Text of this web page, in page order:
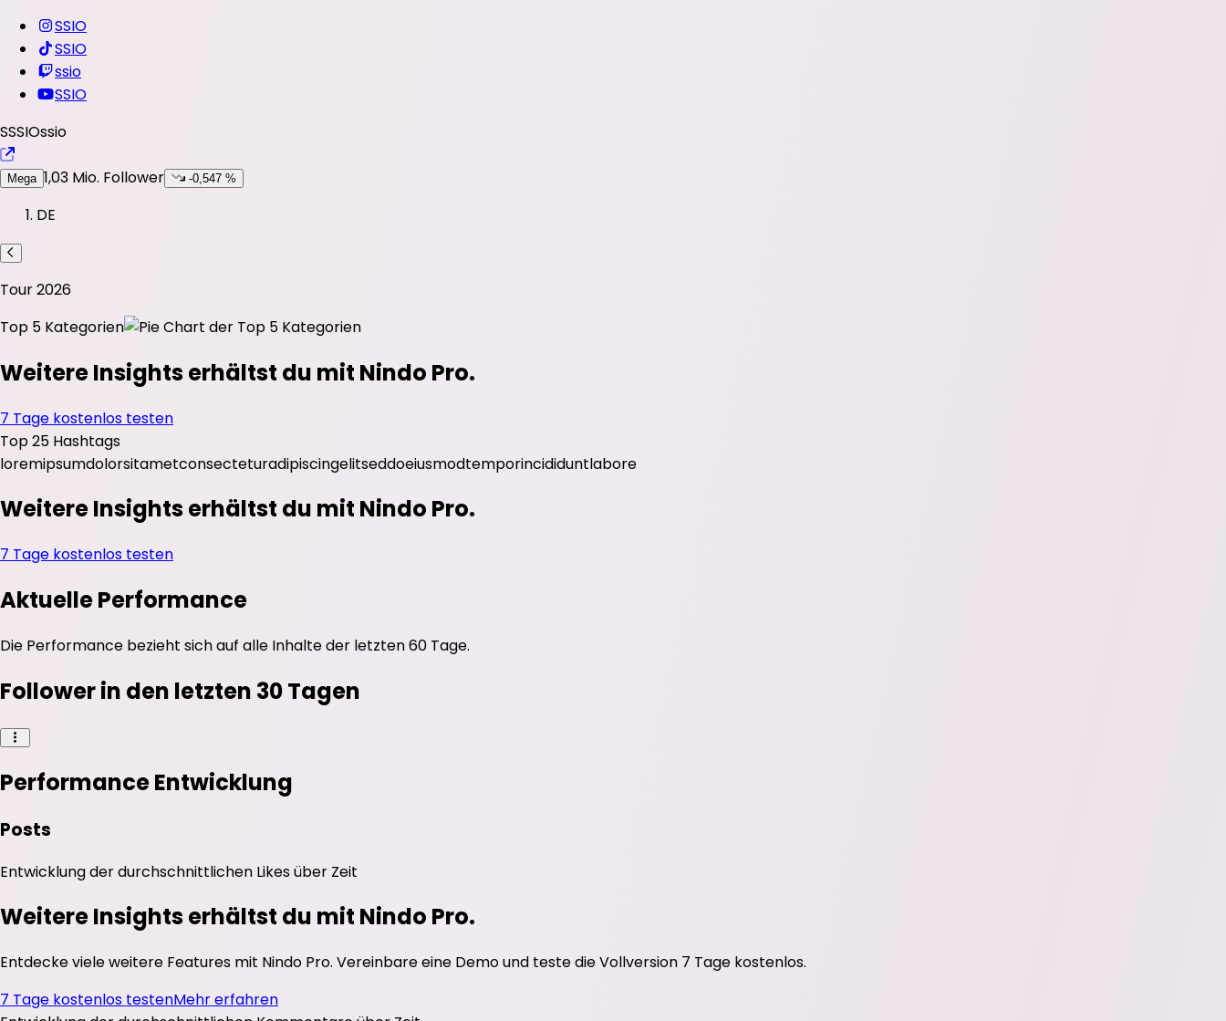
SSIO
SSIO
ssio
SSIO
SSSIOssio
Mega 1,03 Mio. Follower -0,547 %
DE
Tour 2026
Top 5 Kategorien
Weitere Insights erhältst du mit Nindo Pro.
7 Tage kostenlos testen
Top 25 Hashtags
loremipsumdolorsitametconsecteturadipiscingelitseddoeiusmodtemporincididuntlabore
Weitere Insights erhältst du mit Nindo Pro.
7 Tage kostenlos testen
Aktuelle Performance
Die Performance bezieht sich auf alle Inhalte der letzten 60 Tage.
Follower in den letzten 30 Tagen
Performance Entwicklung
Posts
Entwicklung der durchschnittlichen Likesüber Zeit
Weitere Insights erhältst du mit Nindo Pro.
Entdecke viele weitere Features mit Nindo Pro. Vereinbare eine Demo und teste die Vollversion 7 Tage kostenlos.
7 Tage kostenlos testenMehr erfahren